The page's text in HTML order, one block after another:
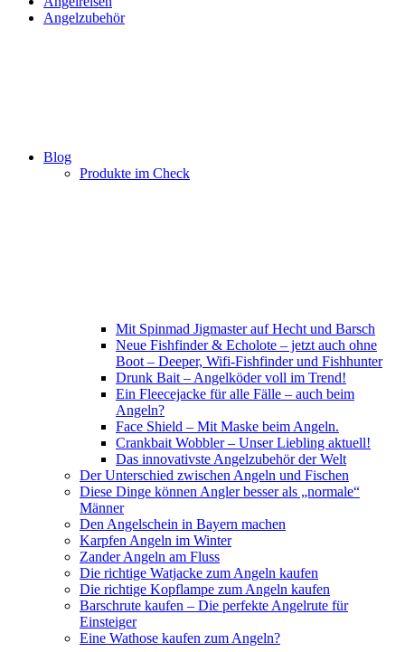
Angelzubehör
Blog
Produkte im Check
Mit Spinmad Jigmaster auf Hecht und Barsch
Neue Fishfinder & Echolote – jetzt auch ohne
Boot – Deeper, Wifi-Fishfinder und Fishhunter
Drunk Bait – Angelköder voll im Trend!
Ein Fleecejacke für alle Fälle – auch beim
Angeln?
Face Shield – Mit Maske beim Angeln.
Crankbait Wobbler – Unser Liebling aktuell!
Das innovativste Angelzubehör der Welt
Der Unterschied zwischen Angeln und Fischen
Diese Dinge können Angler besser als „normale“
Männer
Den Angelschein in Bayern machen
Karpfen Angeln im Winter
Zander Angeln am Fluss
Die richtige Watjacke zum Angeln kaufen
Die richtige Kopflampe zum Angeln kaufen
Barschrute kaufen – Die perfekte Angelrute für
Einsteiger
Eine Wathose kaufen zum Angeln?